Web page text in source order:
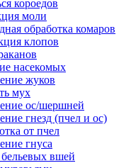
короедов
моли
обработка комаров
клопов
насекомых
жуков
мух
ос/шершней
гнезд (пчел и ос)
от пчел
гнуса
вшей